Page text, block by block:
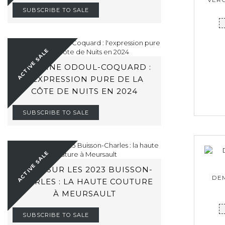
2017 21
2019 16
28
2021
2022 30
2024 3
SUBSCRIBE TO SALE
DOMAINE ODOUL-COQUARD :
L'EXPRESSION PURE DE LA
CÔTE DE NUITS EN 2024
SUBSCRIBE TO SALE
ACTIVE SALE
ZOOM SUR LES 2023 BUISSON-
CHARLES : LA HAUTE COUTURE
À MEURSAULT
SUBSCRIBE TO SALE
ACTIVE SALE